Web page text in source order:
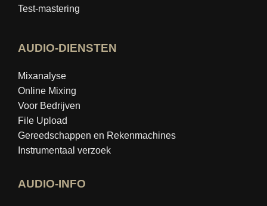
Test-mastering
AUDIO-DIENSTEN
Mixanalyse
Online Mixing
Voor Bedrijven
File Upload
Gereedschappen en Rekenmachines
Instrumentaal verzoek
AUDIO-INFO